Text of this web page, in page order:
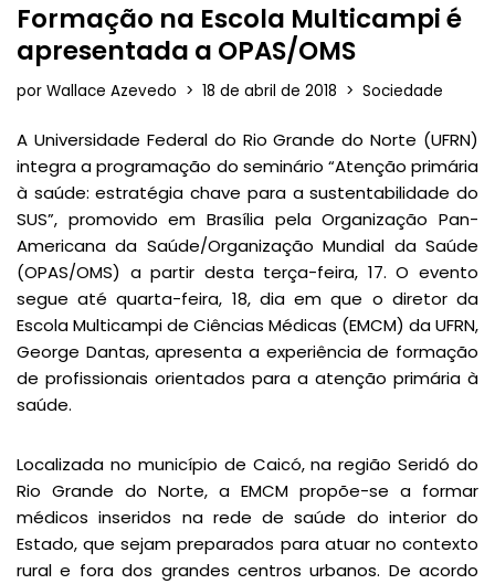
Formação na Escola Multicampi é
apresentada a OPAS/OMS
por Wallace Azevedo 18 de abril de 2018 Sociedade
A Universidade Federal do Rio Grande do Norte (UFRN)
integra a programação do seminário “Atenção primária
à saúde: estratégia chave para a sustentabilidade do
SUS”, promovido em Brasília pela Organização Pan-
Americana da Saúde/Organização Mundial da Saúde
(OPAS/OMS) a partir desta terça-feira, 17. O evento
segue até quarta-feira, 18, dia em que o diretor da
Escola Multicampi de Ciências Médicas (EMCM) da UFRN,
George Dantas, apresenta a experiência de formação
de profissionais orientados para a atenção primária à
saúde.
Localizada no município de Caicó, na região Seridó do
Rio Grande do Norte, a EMCM propõe-se a formar
médicos inseridos na rede de saúde do interior do
Estado, que sejam preparados para atuar no contexto
rural e fora dos grandes centros urbanos. De acordo